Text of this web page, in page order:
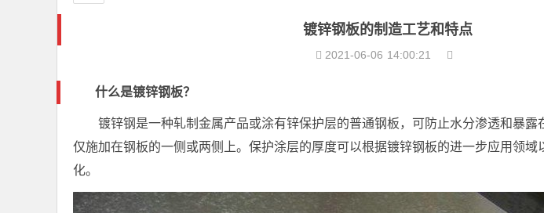
镀锌钢板的制造工艺和特点
2021-06-06 14:00:21
什么是镀锌钢板？
镀锌钢是一种轧制金属产品或涂有锌保护层的普通钢板，可防止水分渗透和暴露
仅施加在钢板的一侧或两侧上。保护涂层的厚度可以根据镀锌钢板的进一步应用领域
化。